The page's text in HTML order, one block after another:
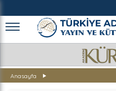
TÜRKİYE
Anasayfa